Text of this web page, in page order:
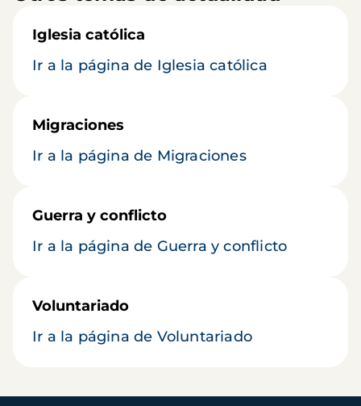
Iglesia católica
Ir a la página de Iglesia católica
Migraciones
Ir a la página de Migraciones
Guerra y conflicto
Ir a la página de Guerra y conflicto
Voluntariado
Ir a la página de Voluntariado